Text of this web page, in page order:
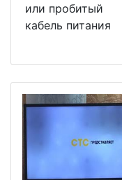
или пробитый
кабель питания